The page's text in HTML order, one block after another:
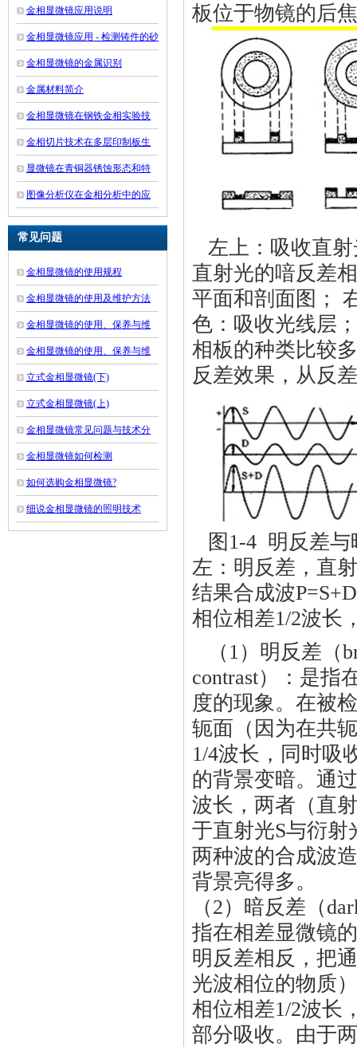
相检验系统功能一览
金相显微镜应用说明
金相显微镜应用 - 检测铸件的砂
孔 金相显微镜的金属识别
金属材料简介
金相显微镜在钢铁金相实验技
术中的应用
金相切片技术在多层印制板生
产中的应用
显微镜在青铜器锈蚀形态和特
征研究中的应用
图像分析仪在金相分析中的应
用
常见问题
金相显微镜的使用规程
金相显微镜的使用及维护方法
介绍金相显微镜的使用、保养与维
修(下)
金相显微镜的使用、保养与维
修(上)
立式金相显微镜(下)
立式金相显微镜(上)
金相显微镜常见问题与技术分
析 金相显微镜如何检测
如何选购金相显微镜?
细说金相显微镜的照明技术
板位于物镜的后
左上：吸收直
直射光的喑反差
平面和剖面图；
色：吸收光线层
相板的种类比较
反差效果，从反
图1-4 明反差与
左：明反差，直
结果合成波
相位相差1/2波长
（1）明反差（
contrast）：是指
度的现象。在被
轭面（因为在共
1/4波长，同时吸
的背景变暗。通
波长，两者（直
于直射光S与衍射
两种波的合成波
背景亮得多。
（2）暗反差（
指在相差显微镜
明反差相反，把
光波相位的物质
相位相差1/2波长
部分吸收。由于